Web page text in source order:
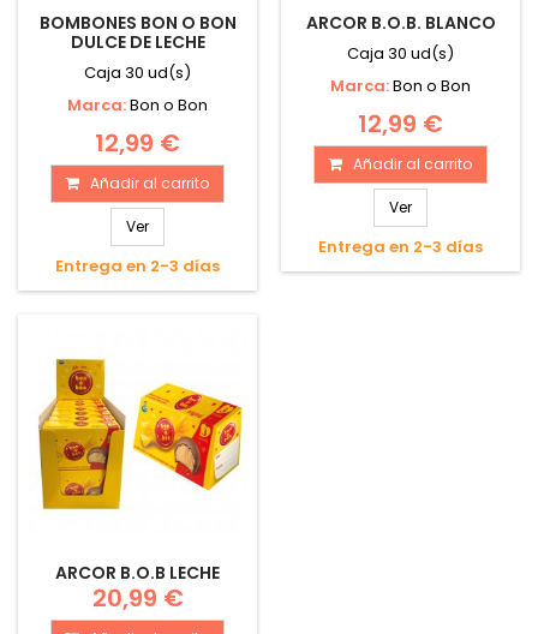
BOMBONES BON O BON
DULCE DE LECHE
Caja 30 ud(s)
Marca:Bon o Bon
12,99 €
Añadir al carrito
Ver
Entrega en 2-3 días
ARCOR B.O.B. BLANCO
Caja 30 ud(s)
Marca:Bon o Bon
12,99 €
Añadir al carrito
Ver
Entrega en 2-3 días
ARCOR B.O.B LECHE
20,99 €